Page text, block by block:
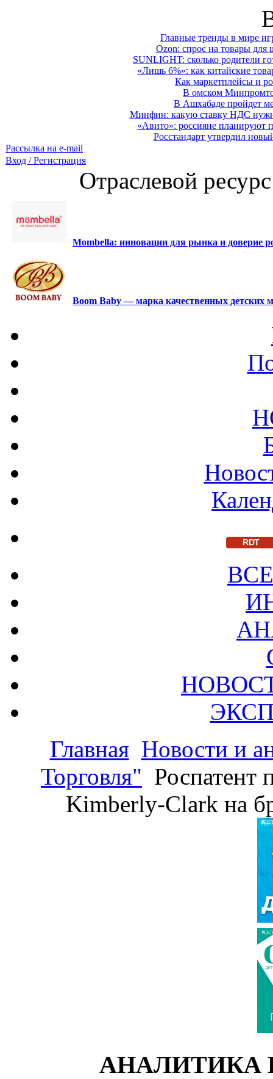
Главные тренды в мире
Ozon: спрос на товары для
SUNLIGHT: сколько родители
«Лишь 6%»: как китайские
Как маркетплейсы и
В омском
В Ашхабаде пройдет
Минфин: какую ставку НДС
«Авито»: россияне планируют
Росстандарт утвердил
Рассылка на e-mail
Вход / Регистрация
Отраслевой
Mombella: инновации для рынка и доверие
Boom Baby — марка качественных детских
RDT
Главная Новости и
Торговля" Роспатент
Kimberly-Clark на
АНАЛИТИКА